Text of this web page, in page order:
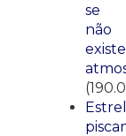
se
não
existe